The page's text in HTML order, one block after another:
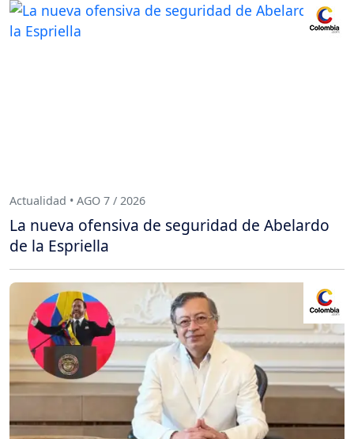
Actualidad • AGO 7 / 2026
La nueva ofensiva de seguridad de Abelardo
de la Espriella